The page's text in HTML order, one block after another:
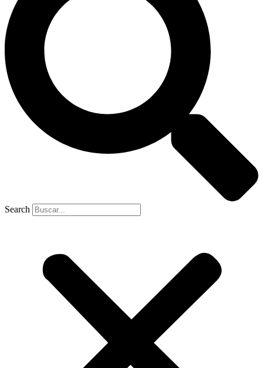
Search